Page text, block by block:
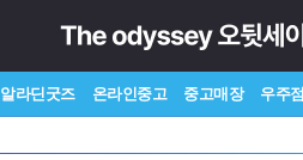
알라딘굿즈 온라인중고 중고매장 우주점